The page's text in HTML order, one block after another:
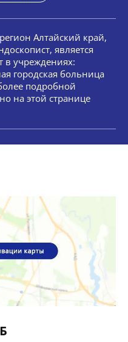
Алтайский край,
является
в учреждениях:
городская больница
подробной
на этой странице